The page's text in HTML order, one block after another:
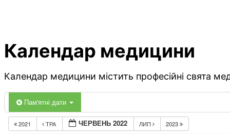
Календар медицини
Календар медицини містить професійні свята
Пам'ятні дати
2021 ТРА ЧЕРВЕНЬ 2022 ЛИП 2023